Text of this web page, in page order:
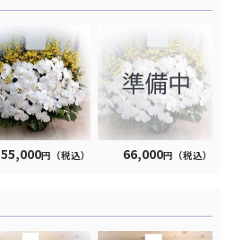
55,000円（税込） 66,000円（税込）